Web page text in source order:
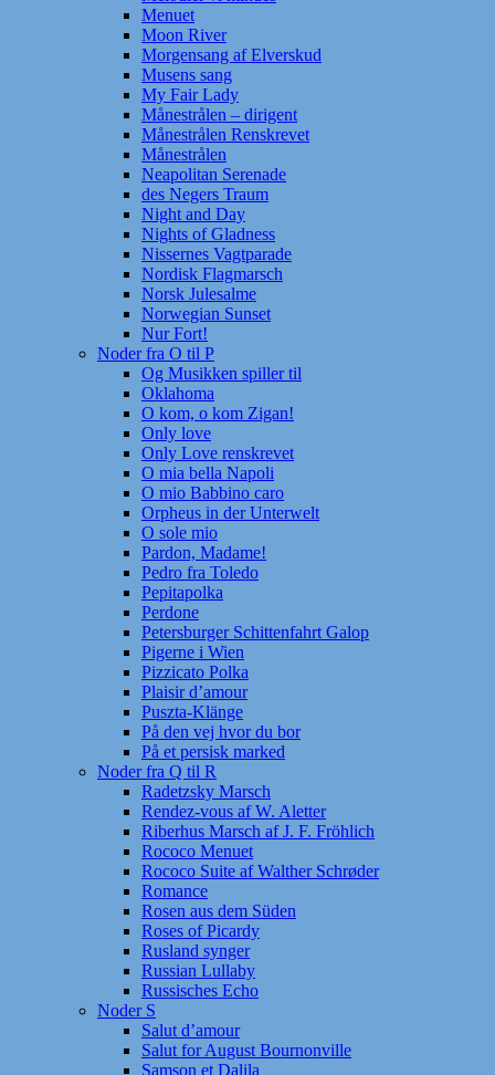
Menuet
Moon River
Morgensang af Elverskud
Musens sang
My Fair Lady
Månestrålen – dirigent
Månestrålen Renskrevet
Månestrålen
Neapolitan Serenade
des Negers Traum
Night and Day
Nights of Gladness
Nissernes Vagtparade
Nordisk Flagmarsch
Norsk Julesalme
Norwegian Sunset
Nur Fort!
Noder fra O til P
Og Musikken spiller til
Oklahoma
O kom, o kom Zigan!
Only love
Only Love renskrevet
O mia bella Napoli
O mio Babbino caro
Orpheus in der Unterwelt
O sole mio
Pardon, Madame!
Pedro fra Toledo
Pepitapolka
Perdone
Petersburger Schittenfahrt Galop
Pigerne i Wien
Pizzicato Polka
Plaisir d’amour
Puszta-Klänge
På den vej hvor du bor
På et persisk marked
Noder fra Q til R
Radetzsky Marsch
Rendez-vous af W. Aletter
Riberhus Marsch af J. F. Fröhlich
Rococo Menuet
Rococo Suite af Walther Schrøder
Romance
Rosen aus dem Süden
Roses of Picardy
Rusland synger
Russian Lullaby
Russisches Echo
Noder S
Salut d’amour
Salut for August Bournonville
Samson et Dalila